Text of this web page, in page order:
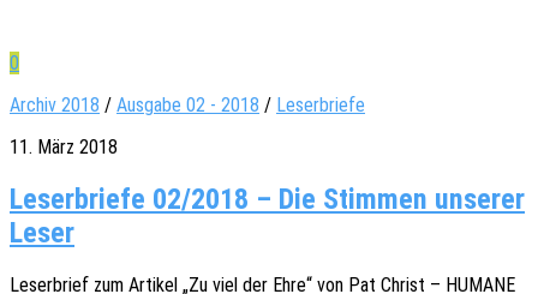
0
Archiv 2018 / Ausgabe 02 - 2018 / Leserbriefe
11. März 2018
Leserbriefe 02/2018 – Die Stimmen unserer
Leser
Leser­brief zum Arti­kel „Zu viel der Ehre“ von Pat Christ – HUMANE